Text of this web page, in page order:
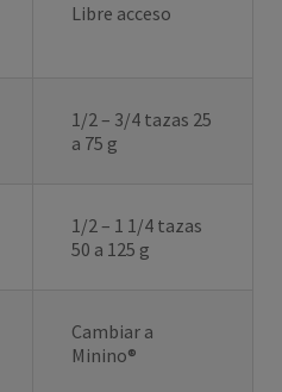
Libre acceso
1/2 – 3/4 tazas 25
a 75 g
1/2 – 1 1/4 tazas
50 a 125 g
Cambiar a
Minino®